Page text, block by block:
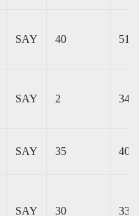
SAY 40
SAY 2
SAY 35
SAY 30